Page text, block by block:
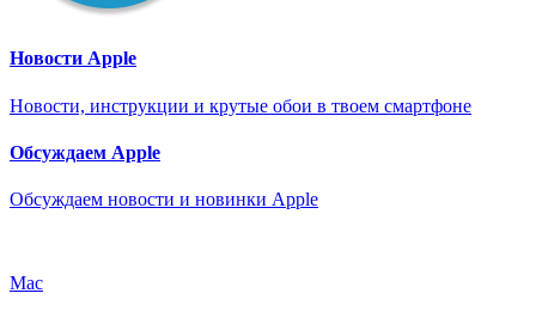
Новости Apple
Новости, инструкции и крутые обои в твоем смартфоне
Обсуждаем Apple
Обсуждаем новости и новинки Apple
Mac